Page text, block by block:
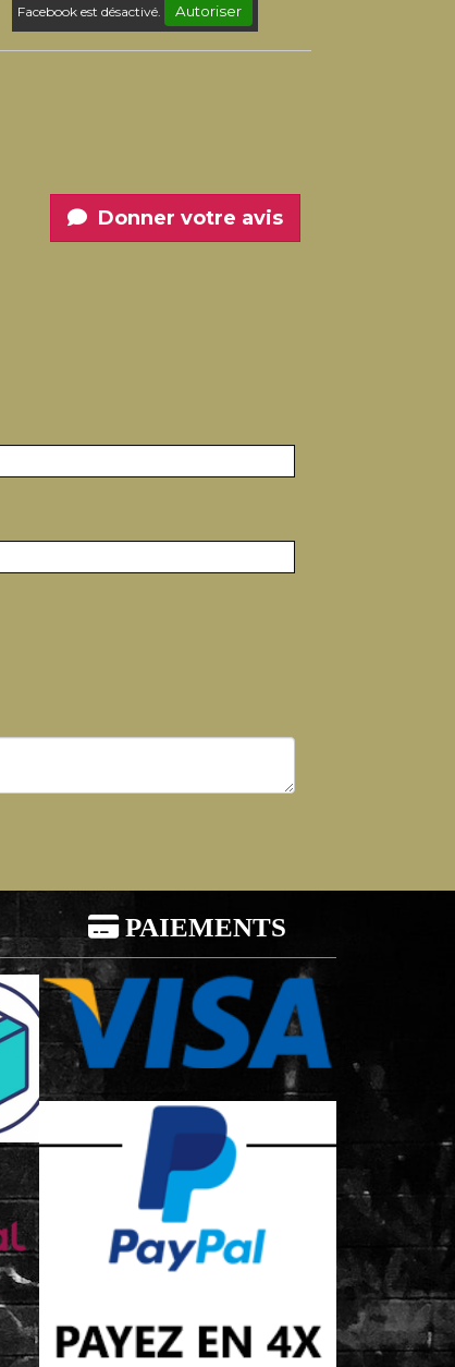
Facebook est désactivé. Autoriser
Donner votre avis
 PAIEMENTS